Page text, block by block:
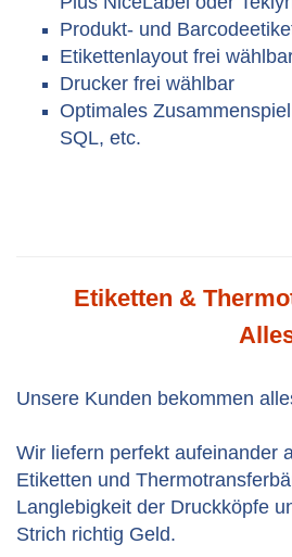
Produkt- und
Etikettenlayout frei
Drucker frei wählbar
Optimales
SQL, etc.
Etiketten &
Unsere Kunden bekommen
Wir liefern perfekt aufeinander
Etiketten und
Langlebigkeit der Druckköpfe
Strich richtig Geld.